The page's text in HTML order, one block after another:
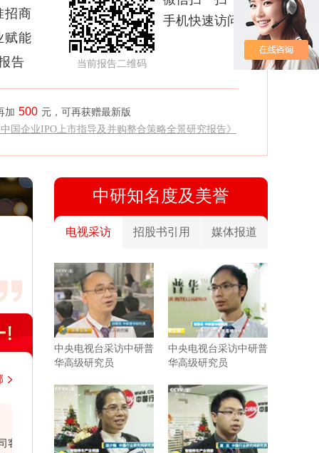
招商
赋能
告
加 500 元，可再获赠最新版
国企业IPO上市指导及并购整合策略全景研究报告》
当前报告二维码
手机快速访问
经
韩国大韩贸易投资振兴公社上海代表处
近几年，与中研普华持续不断地进行着行业研
中研知名度及美誉
电视采访 招股书引用 媒体报道
中央电视台采访中研普
华高级研究员
中央电视台采访中研普
华高级研究员